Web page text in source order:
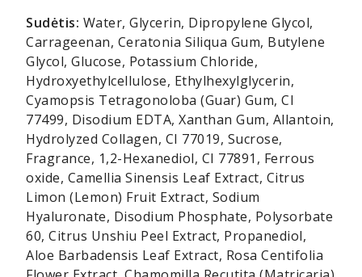
Sudėtis: Water, Glycerin, Dipropylene Glycol,
Carrageenan, Ceratonia Siliqua Gum, Butylene
Glycol, Glucose, Potassium Chloride,
Hydroxyethylcellulose, Ethylhexylglycerin,
Cyamopsis Tetragonoloba (Guar) Gum, CI
77499, Disodium EDTA, Xanthan Gum, Allantoin,
Hydrolyzed Collagen, CI 77019, Sucrose,
Fragrance, 1,2-Hexanediol, CI 77891, Ferrous
oxide, Camellia Sinensis Leaf Extract, Citrus
Limon (Lemon) Fruit Extract, Sodium
Hyaluronate, Disodium Phosphate, Polysorbate
60, Citrus Unshiu Peel Extract, Propanediol,
Aloe Barbadensis Leaf Extract, Rosa Centifolia